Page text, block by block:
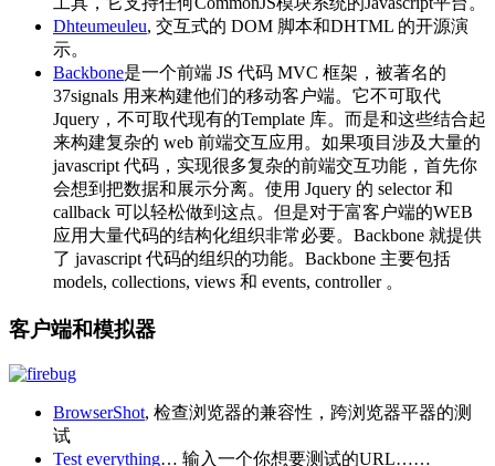
Dhteumeuleu, 交互式的 DOM 脚本和DHTML 的开源演
示。
Backbone是一个前端 JS 代码 MVC 框架，被著名的
37signals 用来构建他们的移动客户端。它不可取代
Jquery，不可取代现有的Template 库。而是和这些结合起
来构建复杂的 web 前端交互应用。如果项目涉及大量的
javascript 代码，实现很多复杂的前端交互功能，首先你
会想到把数据和展示分离。使用 Jquery 的 selector 和
callback 可以轻松做到这点。但是对于富客户端的WEB
应用大量代码的结构化组织非常必要。Backbone 就提供
了 javascript 代码的组织的功能。Backbone 主要包括
models, collections, views 和 events, controller 。
客户端和模拟器
BrowserShot, 检查浏览器的兼容性，跨浏览器平器的测
试
Test everything… 输入一个你想要测试的URL……